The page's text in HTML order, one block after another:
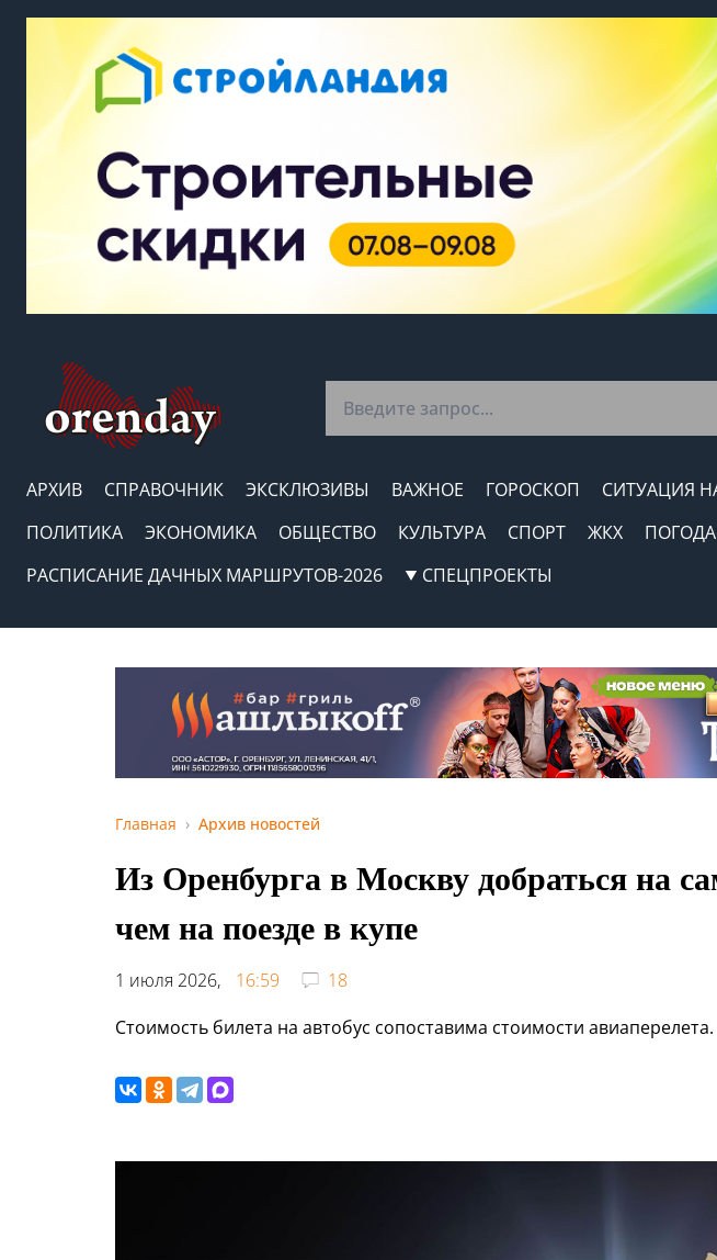
АРХИВ СПРАВОЧНИК ЭКСКЛЮЗИВЫ ВАЖНОЕ ГОРОСКОП СИТУАЦИЯ
ПОЛИТИКА
ЭКОНОМИКА ОБЩЕСТВО КУЛЬТУРА СПОРТ ЖКХ ПОГОДА
РАСПИСАНИЕ ДАЧНЫХ МАРШРУТОВ-2026
СПЕЦПРОЕКТЫ
Главная Архив новостей
Из Оренбурга в Москву добраться на
чем на поезде в купе
1 июля 2026, 16:59
18
Стоимость билета на автобус сопоставима стоимости авиаперелета.